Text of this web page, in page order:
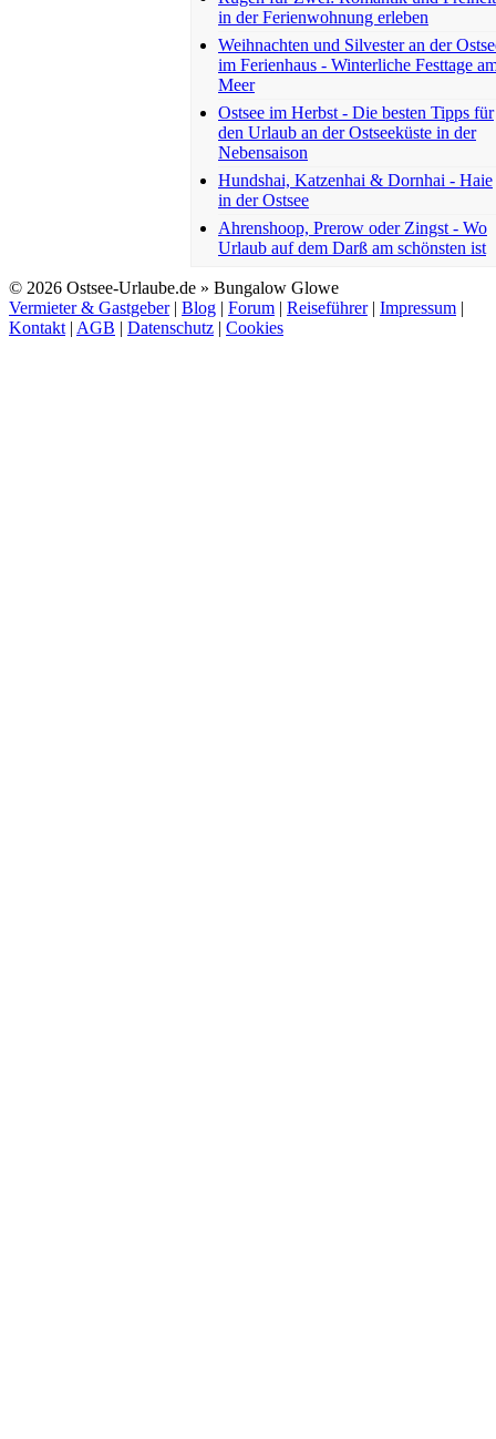
in der Ferienwohnung erleben
Weihnachten und Silvester an der
im Ferienhaus - Winterliche Festtage
Meer
Ostsee im Herbst - Die besten Tipps für
den Urlaub an der Ostseeküste in der
Nebensaison
Hundshai, Katzenhai & Dornhai - Haie
in der Ostsee
Ahrenshoop, Prerow oder Zingst - Wo
Urlaub auf dem Darß am schönsten ist
© 2026 Ostsee-Urlaube.de » Bungalow Glowe
Vermieter & Gastgeber| Blog | Forum | Reiseführer| Impressum |
Kontakt | AGB | Datenschutz | Cookies